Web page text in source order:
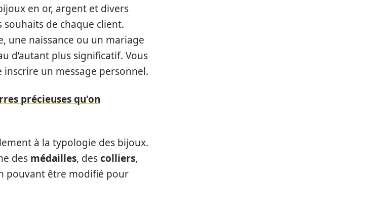
en or, argent et divers
de chaque client.
une naissance ou un mariage
d’autant plus significatif. Vous
un message personnel.
précieuses qu'on
à la typologie des bijoux.
des médailles, descolliers,
pouvant être modifié pour